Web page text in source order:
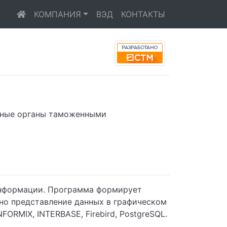
КОМПАНИЯ ВЭД КОНТАКТЫ
органы таможенными
Программа формирует
представление данных в графическом
INTERBASE, Firebird, PostgreSQL.